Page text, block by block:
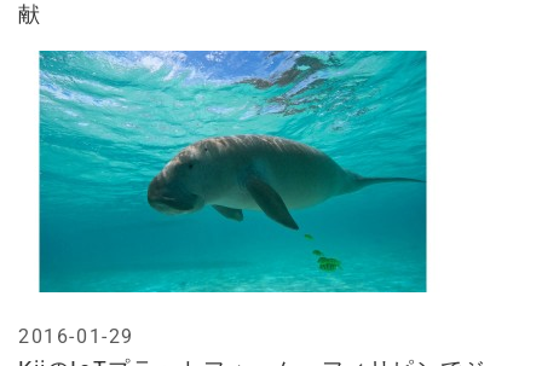
献
2016-01-29